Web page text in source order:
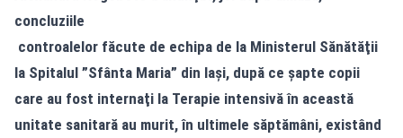
concluziile
controalelor făcute de echipa de la Ministerul Sănătăţii
la Spitalul ”Sfânta Maria” din Iaşi, după ce şapte copii
care au fost internaţi la Terapie intensivă în această
unitate sanitară au murit, în ultimele săptămâni, existând